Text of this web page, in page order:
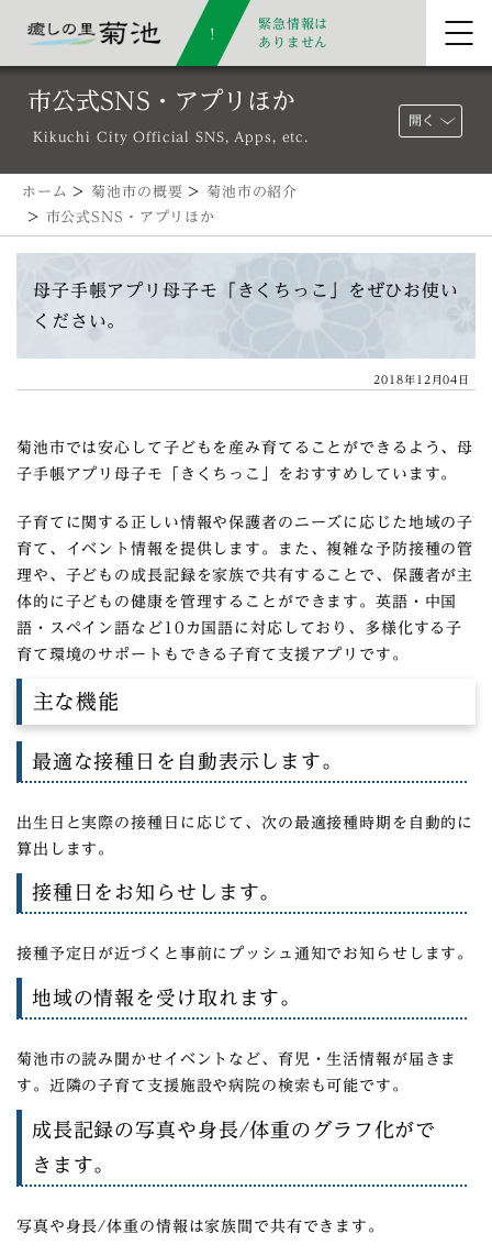
緊急情報は
ありません
市公式SNS・アプリほか
Kikuchi City Official SNS, Apps, etc.
開く
ホーム > 菊池市の概要 > 菊池市の紹介
> 市公式SNS・アプリほか
母子手帳アプリ母子モ「きくちっこ」をぜひお使い
ください。
2018年12月04日
菊池市では安心して子どもを産み育てることができるよう、母
子手帳アプリ母子モ「きくちっこ」をおすすめしています。
子育てに関する正しい情報や保護者のニーズに応じた地域の子
育て、イベント情報を提供します。また、複雑な予防接種の管
理や、子どもの成長記録を家族で共有することで、保護者が主
体的に子どもの健康を管理することができます。英語・中国
語・スペイン語など10カ国語に対応しており、多様化する子
育て環境のサポートもできる子育て支援アプリです。
主な機能
最適な接種日を自動表示します。
出生日と実際の接種日に応じて、次の最適接種時期を自動的に
算出します。
接種日をお知らせします。
接種予定日が近づくと事前にプッシュ通知でお知らせします。
地域の情報を受け取れます。
菊池市の読み聞かせイベントなど、育児・生活情報が届きま
す。近隣の子育て支援施設や病院の検索も可能です。
成長記録の写真や身長/体重のグラフ化がで
きます。
写真や身長/体重の情報は家族間で共有できます。